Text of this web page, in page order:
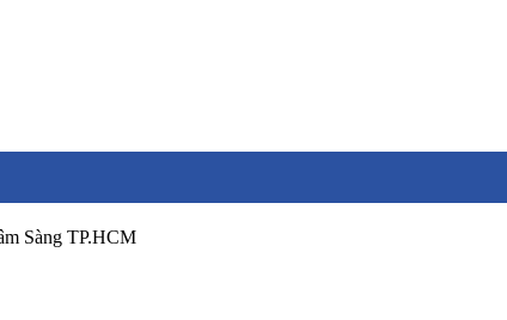
Sàng TP.HCM